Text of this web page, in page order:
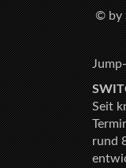
© by
Seit
rund